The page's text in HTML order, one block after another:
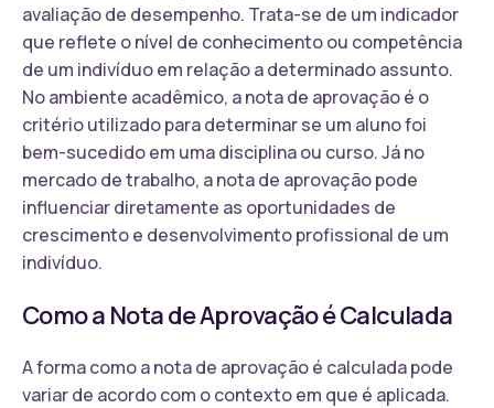
avaliação de desempenho. Trata-se de um indicador
que reflete o nível de conhecimento ou competência
de um indivíduo em relação a determinado assunto.
No ambiente acadêmico, a nota de aprovação é o
critério utilizado para determinar se um aluno foi
bem-sucedido em uma disciplina ou curso. Já no
mercado de trabalho, a nota de aprovação pode
influenciar diretamente as oportunidades de
crescimento e desenvolvimento profissional de um
indivíduo.
Como a Nota de Aprovação é Calculada
A forma como a nota de aprovação é calculada pode
variar de acordo com o contexto em que é aplicada.